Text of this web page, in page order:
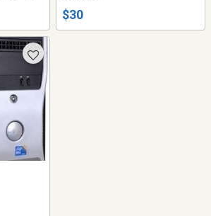
$30